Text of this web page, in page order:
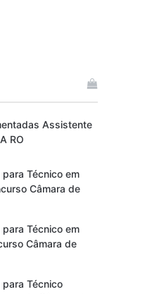
Assistente
RO
Técnico em
Câmara de
Técnico em
Câmara de
Técnico